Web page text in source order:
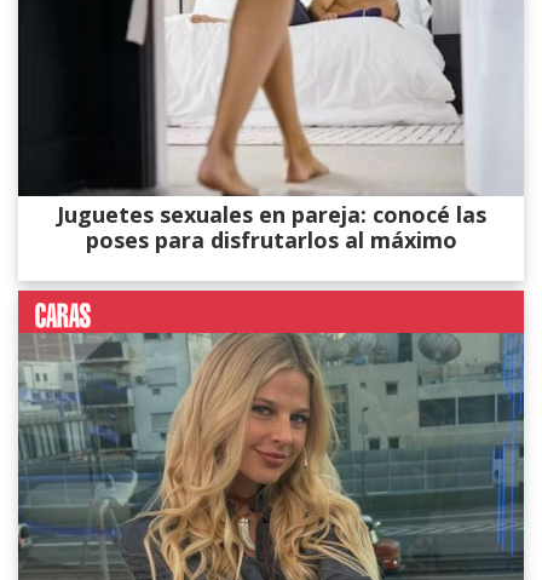
Juguetes sexuales en pareja: conocé las
poses para disfrutarlos al máximo